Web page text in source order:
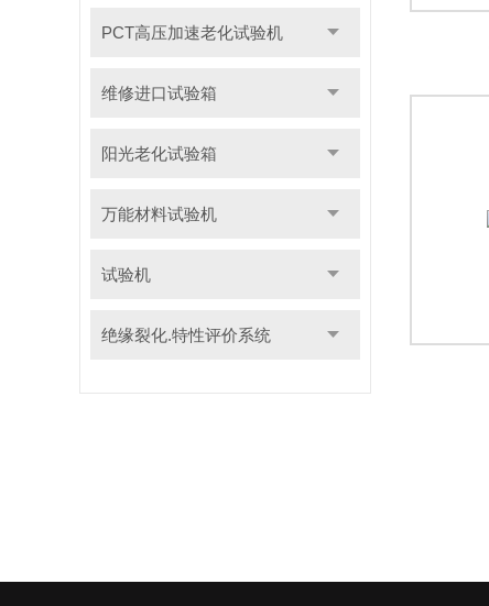
PCT高压加速老化试验机
维修进口试验箱
阳光老化试验箱
万能材料试验机
试验机
绝缘裂化.特性评价系统